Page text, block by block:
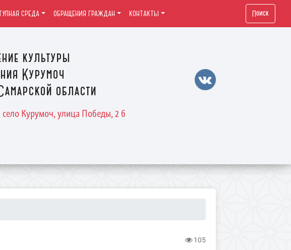
культуры
Курумоч
области
село Курумоч, улица Победы, 2 б
СРЕДА ОБРАЩЕНИЯ ГРАЖДАН КОНТАКТЫ Поиск
105